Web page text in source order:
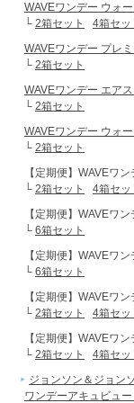
WAVEワンデー ウォ
└ 2箱セット 4箱セッ
WAVEワンデー プレ
└ 2箱セット
WAVEワンデー エア
└ 2箱セット
WAVEワンデー ウォ
└ 2箱セット
【定期便】WAVEワ
└ 2箱セット
4箱セッ
【定期便】WAVEワ
└ 6箱セット
【定期便】WAVEワ
└ 6箱セット
【定期便】WAVEワ
└ 2箱セット 4箱セッ
【定期便】WAVEワ
└ 2箱セット 4箱セッ
ジョンソン＆ジョン
ワンデーアキュビュ